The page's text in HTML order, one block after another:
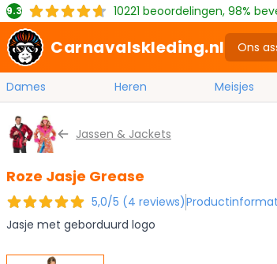
9.3 10221 beoordelingen, 98%
Carnavalskleding.nl Ons
Dames Heren Meisjes
Jassen & Jackets
Roze Jasje Grease
5,0/5 (4 reviews)
Jasje met geborduurd logo